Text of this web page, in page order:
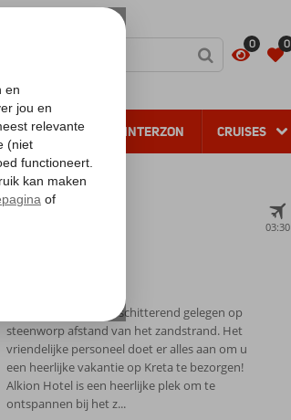
0 0
INCLUSIVE WINTERZON CRUISES
03:30
Dit 3-sterren hotel is schitterend gelegen op
steenworp afstand van het zandstrand. Het
vriendelijke personeel doet er alles aan om u
een heerlijke vakantie op Kreta te bezorgen!
Alkion Hotel is een heerlijke plek om te
ontspannen bij het z...